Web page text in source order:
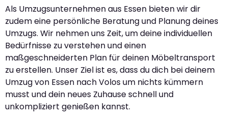
Als Umzugsunternehmen aus Essen bieten wir dir
zudem eine persönliche Beratung und Planung deines
Umzugs. Wir nehmen uns Zeit, um deine individuellen
Bedürfnisse zu verstehen und einen
maßgeschneiderten Plan für deinen Möbeltransport
zu erstellen. Unser Ziel ist es, dass du dich bei deinem
Umzug von Essen nach Volos um nichts kümmern
musst und dein neues Zuhause schnell und
unkompliziert genießen kannst.